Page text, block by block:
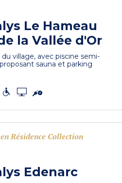
Le Hameau
la Vallée d'Or
village, avec piscine semi-
sauna et parking
Résidence Collection
Edenarc